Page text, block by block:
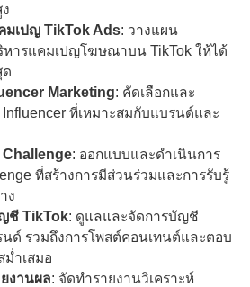
มเปญ TikTok Ads: วางแผน
หารแคมเปญโฆษณาบน TikTok ให้ได้
Marketing: คัดเลือกและ
ที่เหมาะสมกับแบรนด์และ
Challenge: ออกแบบและดำเนินการ
ที่สร้างการมีส่วนร่วมและการรับรู้
ง
ชี TikTok: ดูแลและจัดการบัญชี
นด์ รวมถึงการโพสต์คอนเทนต์และตอบ
ม่ำเสมอ
งานผล: จัดทำรายงานวิเคราะห์